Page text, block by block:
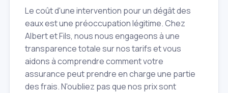
Le coût d'une intervention pour un dégât des
eaux est une préoccupation légitime. Chez
Albert et Fils, nous nous engageons à une
transparence totale sur nos tarifs et vous
aidons à comprendre comment votre
assurance peut prendre en charge une partie
des frais. N'oubliez pas que nos prix sont